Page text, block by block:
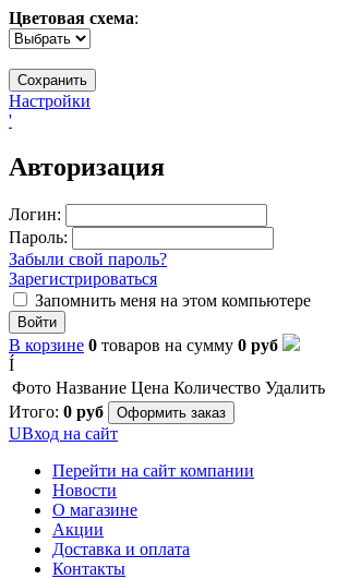
Цветовая схема:
Настройки
'
Авторизация
Логин:
Пароль:
Забыли свой пароль?
Зарегистрироваться
Запомнить меня на этом компьютере
Войти
В корзине 0 товаров на сумму 0 руб
Í
Фото Название Цена Количество Удалить
Итого: 0 руб Оформить заказ
UВход на сайт
Перейти на сайт компании
Новости
О магазине
Акции
Доставка и оплата
Контакты